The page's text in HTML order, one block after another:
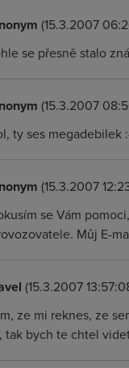
(15.3.2007
se přesně stalo
(15.3.2007
ty ses megadebilek
(15.3.2007
se Vám
Můj E-
(15.3.2007
ze mi reknes, ze
tak bych te chtel